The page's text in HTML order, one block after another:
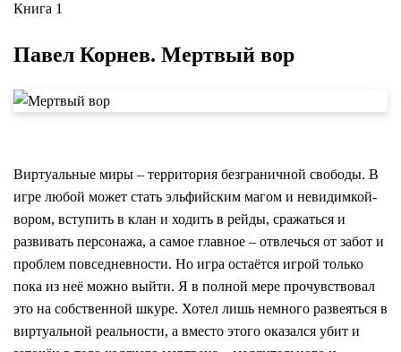
Книга 1
Павел Корнев. Мертвый вор
Виртуальные миры – территория безграничной свободы. В
игре любой может стать эльфийским магом и невидимкой-
вором, вступить в клан и ходить в рейды, сражаться и
развивать персонажа, а самое главное – отвлечься от забот и
проблем повседневности. Но игра остаётся игрой только
пока из неё можно выйти. Я в полной мере прочувствовал
это на собственной шкуре. Хотел лишь немного развеяться в
виртуальной реальности, а вместо этого оказался убит и